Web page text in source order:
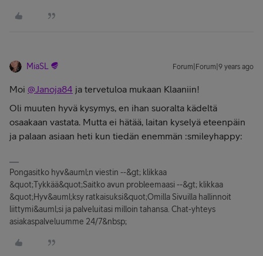
MiaSL Forum|Forum|9 years ago
Moi @Janoja84 ja tervetuloa mukaan Klaaniin!
Oli muuten hyvä kysymys, en ihan suoralta kädeltä
osaakaan vastata. Mutta ei hätää, laitan kyselyä eteenpäin
ja palaan asiaan heti kun tiedän enemmän :smileyhappy:
Pongasitko hyv&auml;n viestin --&gt; klikkaa
&quot;Tykkää&quot;Saitko avun probleemaasi --&gt; klikkaa
&quot;Hyv&auml;ksy ratkaisuksi&quot;Omilla Sivuilla hallinnoit
liittymi&auml;si ja palveluitasi milloin tahansa. Chat-yhteys
asiakaspalveluumme 24/7&nbsp;